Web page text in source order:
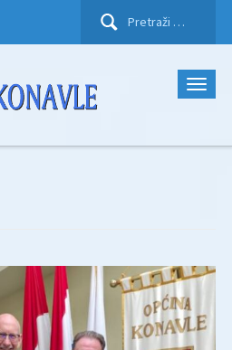
Pretraži: